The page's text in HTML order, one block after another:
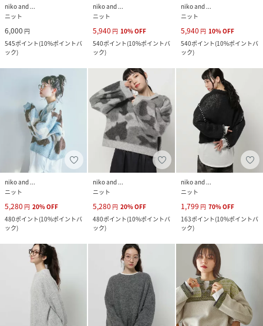
niko and ...
ニット
6,000 円
545ポイント(10%ポイントバ
ック)
niko and ...
ニット
5,940 円 10%OFF
540ポイント(10%ポイントバ
ック)
niko and ...
ニット
5,940 円 10%OFF
540ポイント(10%ポイントバ
ック)
niko and ...
ニット
5,280 円 20%OFF
480ポイント(10%ポイントバ
ック)
niko and ...
ニット
5,280 円 20%OFF
480ポイント(10%ポイントバ
ック)
niko and ...
ニット
1,799 円 70%OFF
163ポイント(10%ポイントバ
ック)